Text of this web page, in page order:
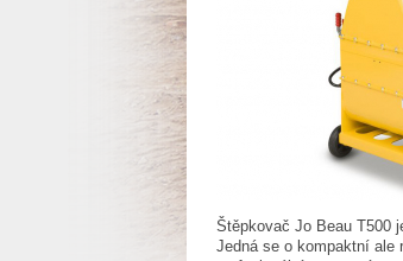
Štěpkovač Jo Beau T500
Jedná se o kompaktní ale